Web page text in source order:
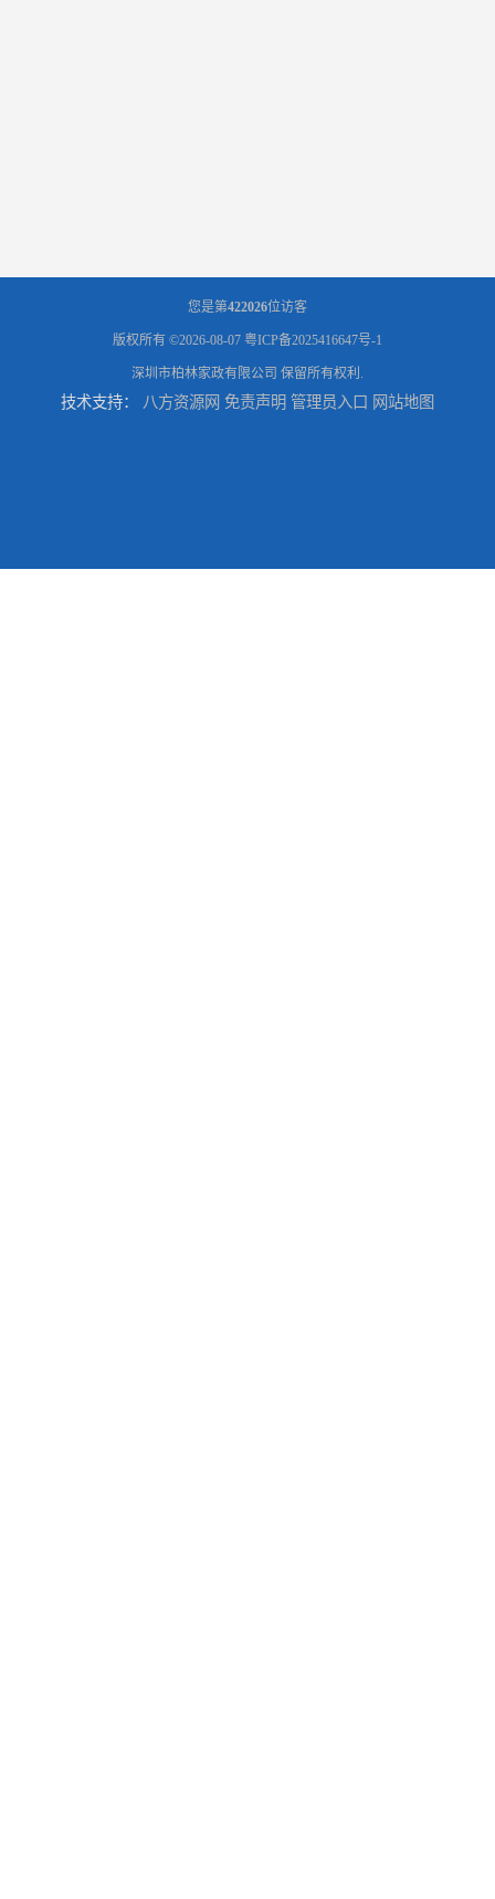
您是第422026位访客
版权所有 ©2026-08-07 粤ICP备2025416647号-1
深圳市柏林家政有限公司 保留所有权利.
技术支持： 八方资源网 免责声明 管理员入口 网站地图